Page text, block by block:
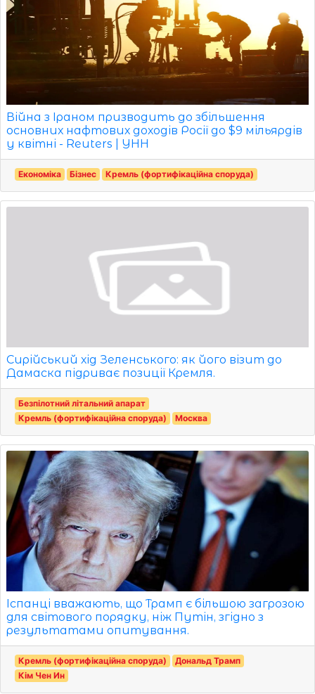
Війна з Іраном призводить до збільшення
основних нафтових доходів Росії до $9 мільярдів
у квітні - Reuters | УНН
Економіка Бізнес Кремль (фортифікаційна споруда)
Сирійський хід Зеленського: як його візит до
Дамаска підриває позиції Кремля.
Безпілотний літальний апарат
Кремль (фортифікаційна споруда)
Москва
Іспанці вважають, що Трамп є більшою загрозою
для світового порядку, ніж Путін, згідно з
результатами опитування.
Кремль (фортифікаційна споруда)
Дональд Трамп
Кім Чен Ин